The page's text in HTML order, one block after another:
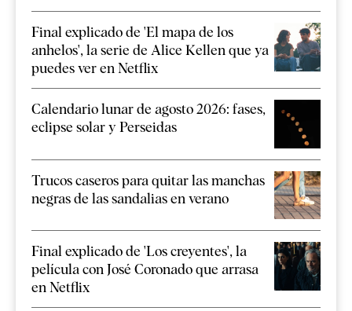
Final explicado de 'El mapa de los
anhelos', la serie de Alice Kellen que ya
puedes ver en Netflix
Calendario lunar de agosto 2026: fases,
eclipse solar y Perseidas
Trucos caseros para quitar las manchas
negras de las sandalias en verano
Final explicado de 'Los creyentes', la
película con José Coronado que arrasa
en Netflix